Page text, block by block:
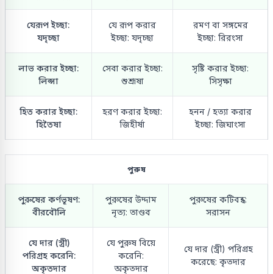
যেরূপ ইচ্ছা:
যদৃচ্ছা
যে রূপ করার
ইচ্ছা: যদৃচ্ছা
রমণ বা সঙ্গমের
ইচ্ছা: রিরংসা
লাভ করার ইচ্ছা:
লিপ্সা
সেবা করার ইচ্ছা:
শুশ্রূষা
সৃষ্টি করার ইচ্ছা:
সিসৃক্ষা
হিত করার ইচ্ছা:
হিতৈষা
হরণ করার ইচ্ছা:
জিহীর্ষা
হনন / হত্যা করার
ইচ্ছা: জিঘাংসা
পুরুষ
পুরুষের কর্ণভূষণ:
বীরবৌলি
পুরুষের উদ্দাম
নৃত্য: তাণ্ডব
পুরুষের কটিবন্ধ:
সরাসন
যে দার (স্ত্রী)
পরিগ্রহ করেনি:
অকৃতদার
যে পুরুষ বিয়ে
করেনি:
অকৃতদার
যে দার (স্ত্রী) পরিগ্রহ
করেছে: কৃতদার